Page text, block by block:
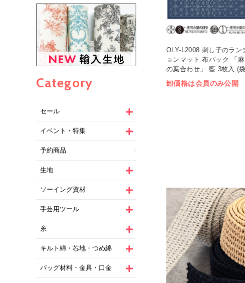
Category
セール
イベント・特集
予約商品
生地
ソーイング資材
手芸用ツール
糸
キルト綿・芯地・つめ綿
バッグ材料・金具・口金
OLY-L2008 刺し子のラン
ョンマット 布パック 「麻
の葉合わせ」 藍 3枚入 (
卸価格は会員のみ公開